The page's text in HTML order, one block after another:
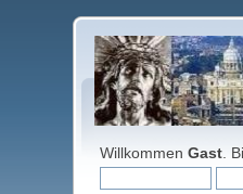
WillkommenGast .